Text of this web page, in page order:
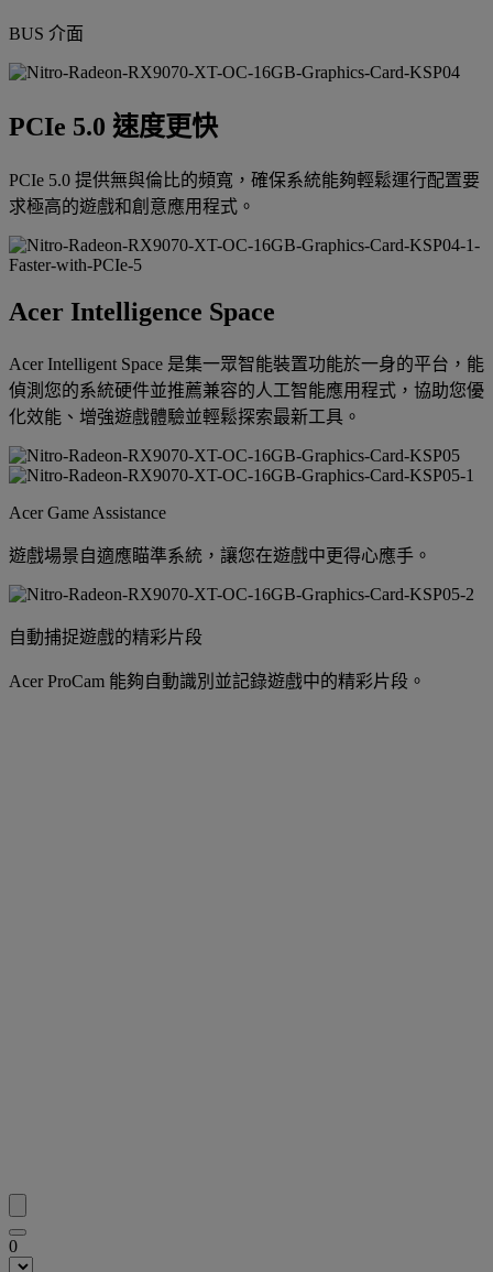
BUS 介面
PCIe 5.0 速度更快
PCIe 5.0 提供無與倫比的頻寬，確保系統能夠輕鬆運行配置要
求極高的遊戲和創意應用程式。
Acer Intelligence Space
Acer Intelligent Space 是集一眾智能裝置功能於一身的平台，能
偵測您的系統硬件並推薦兼容的人工智能應用程式，協助您優
化效能、增強遊戲體驗並輕鬆探索最新工具。
Acer Game Assistance
遊戲場景自適應瞄準系統，讓您在遊戲中更得心應手。
自動捕捉遊戲的精彩片段
Acer ProCam 能夠自動識別並記錄遊戲中的精彩片段。
0